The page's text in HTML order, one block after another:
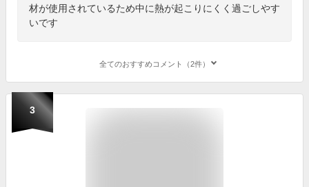
材が使用されているため中に熱が起こりにくく過ごしやす
いです
全てのおすすめコメント（2件）
3